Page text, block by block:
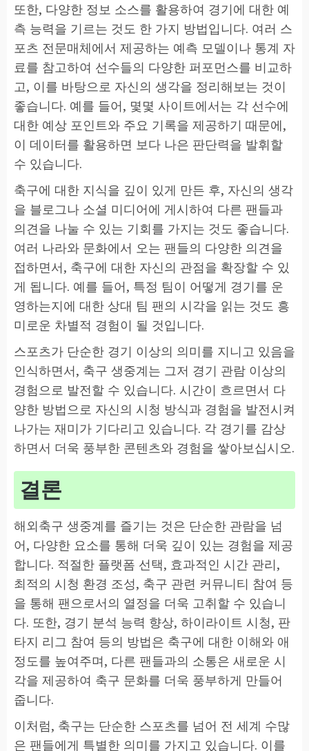
또한, 다양한 정보 소스를 활용하여 경기에 대한 예
측 능력을 기르는 것도 한 가지 방법입니다. 여러 스
포츠 전문매체에서 제공하는 예측 모델이나 통계 자
료를 참고하여 선수들의 다양한 퍼포먼스를 비교하
고, 이를 바탕으로 자신의 생각을 정리해보는 것이
좋습니다. 예를 들어, 몇몇 사이트에서는 각 선수에
대한 예상 포인트와 주요 기록을 제공하기 때문에,
이 데이터를 활용하면 보다 나은 판단력을 발휘할
수 있습니다.
축구에 대한 지식을 깊이 있게 만든 후, 자신의 생각
을 블로그나 소셜 미디어에 게시하여 다른 팬들과
의견을 나눌 수 있는 기회를 가지는 것도 좋습니다.
여러 나라와 문화에서 오는 팬들의 다양한 의견을
접하면서, 축구에 대한 자신의 관점을 확장할 수 있
게 됩니다. 예를 들어, 특정 팀이 어떻게 경기를 운
영하는지에 대한 상대 팀 팬의 시각을 읽는 것도 흥
미로운 차별적 경험이 될 것입니다.
스포츠가 단순한 경기 이상의 의미를 지니고 있음을
인식하면서, 축구 생중계는 그저 경기 관람 이상의
경험으로 발전할 수 있습니다. 시간이 흐르면서 다
양한 방법으로 자신의 시청 방식과 경험을 발전시켜
나가는 재미가 기다리고 있습니다. 각 경기를 감상
하면서 더욱 풍부한 콘텐츠와 경험을 쌓아보십시오.
결론
해외축구 생중계를 즐기는 것은 단순한 관람을 넘
어, 다양한 요소를 통해 더욱 깊이 있는 경험을 제공
합니다. 적절한 플랫폼 선택, 효과적인 시간 관리,
최적의 시청 환경 조성, 축구 관련 커뮤니티 참여 등
을 통해 팬으로서의 열정을 더욱 고취할 수 있습니
다. 또한, 경기 분석 능력 향상, 하이라이트 시청, 판
타지 리그 참여 등의 방법은 축구에 대한 이해와 애
정도를 높여주며, 다른 팬들과의 소통은 새로운 시
각을 제공하여 축구 문화를 더욱 풍부하게 만들어
줍니다.
이처럼, 축구는 단순한 스포츠를 넘어 전 세계 수많
은 팬들에게 특별한 의미를 가지고 있습니다. 이를